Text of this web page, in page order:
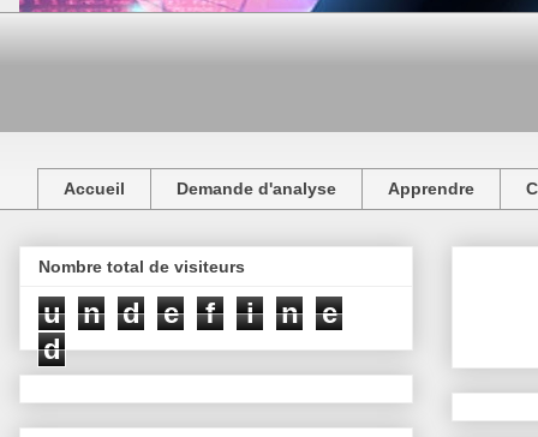
Accueil Demande d'analyse Apprendre
Nombre total de visiteurs
u n d e f i n
e
d